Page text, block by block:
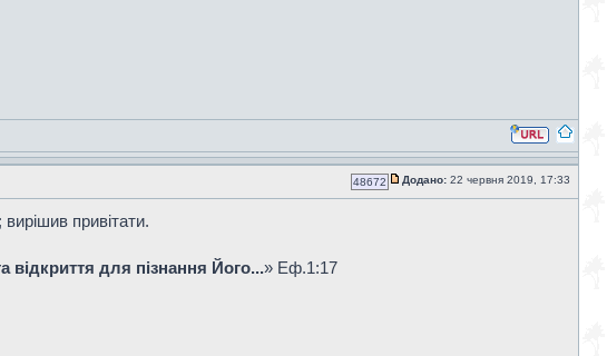
48672 Додано: 22 червня 2019, 17:33
привітати.
для пізнання Його...» Еф.1:17